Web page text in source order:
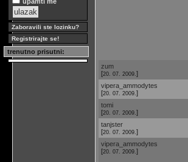
Zaboravili ste lozinku?
Registrirajte se!
trenutno prisutni:
zum
[20. 07. 2009. ]
vipera_ammodytes
[20. 07. 2009. ]
tomi
[20. 07. 2009. ]
tanjster
[20. 07. 2009. ]
vipera_ammodytes
[20. 07. 2009. ]